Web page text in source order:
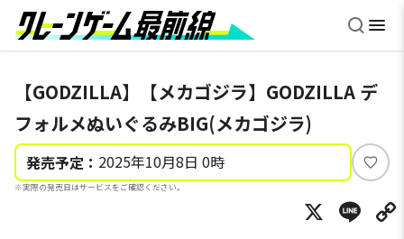
【GODZILLA】【メカゴジラ】GODZILLA デ
フォルメぬいぐるみBIG(メカゴジラ)
発売予定： 2025年10月8日 0時
※実際の発売日はサービスをご確認ください。
い
ね
X